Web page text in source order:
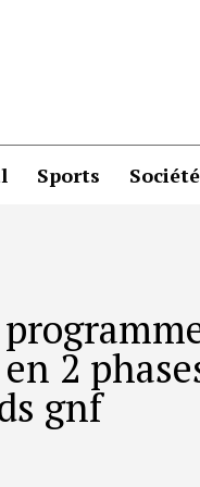
Sports Société
2
gnf